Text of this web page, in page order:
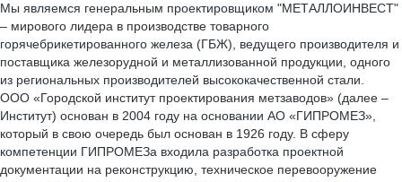
Мы являемся генеральным проектировщиком "МЕТАЛЛОИНВЕСТ"
– мирового лидера в производстве товарного
горячебрикетированного железа (ГБЖ), ведущего производителя и
поставщика железорудной и металлизованной продукции, одного
из региональных производителей высококачественной стали.
ООО «Городской институт проектирования метзаводов» (далее –
Институт) основан в 2004 году на основании АО «ГИПРОМЕЗ»,
который в свою очередь был основан в 1926 году. В сферу
компетенции ГИПРОМЕЗа входила разработка проектной
документации на реконструкцию, техническое перевооружение